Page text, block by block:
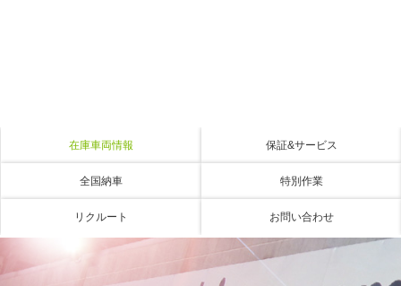
在庫車両情報 保証&サービス
全国納車 特別作業
リクルート お問い合わせ